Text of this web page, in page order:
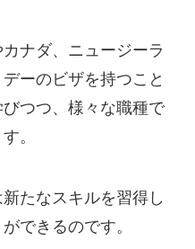
ナダ、ニュージーラ
ーのビザを持つこと
つつ、様々な職種で
。
たなスキルを習得し
できるのです。